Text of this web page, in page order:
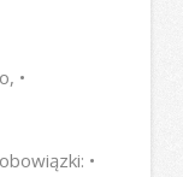
•
•